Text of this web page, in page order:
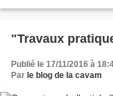
"Travaux
Publié le 17/11/2016 à
Par le blog de la cavam